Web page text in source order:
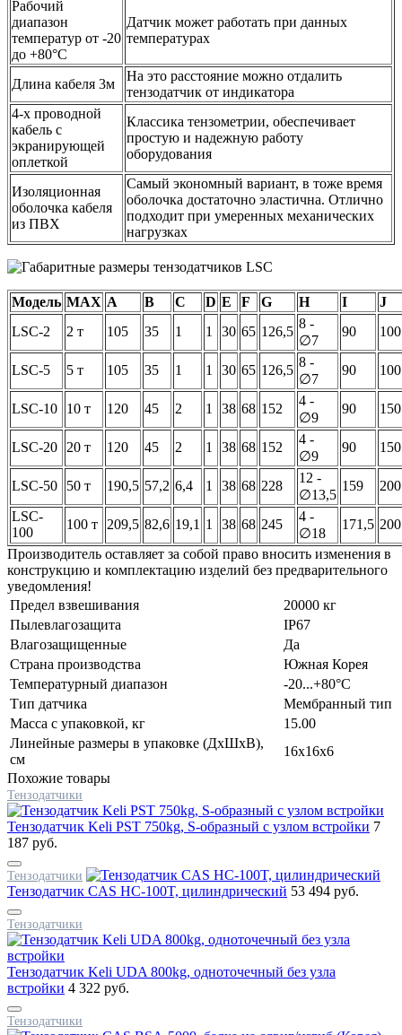
Рабочий
диапазон
температур от -20
до +80°C
Датчик может работать при данных
температурах
Длина кабеля 3м
На это расстояние можно отдалить
тензодатчик от индикатора
4-х проводной
кабель с
экранирующей
оплеткой
Классика тензометрии, обеспечивает
простую и надежную работу
оборудования
Изоляционная
оболочка кабеля
из ПВХ
Самый экономный вариант, в тоже время
оболочка достаточно эластична. Отлично
подходит при умеренных механических
нагрузках
Модель MAX A B C D E F G H I
J
LSC-2
2 т 105 35 1 1 30 65 126,5
8 -
∅7
90 100
LSC-5 5 т 105 35 1 1 30 65 126,5
8 -
∅7
90 100
LSC-10 10 т 120 45 2 1 38 68 152
4 -
∅9
90 150
LSC-20 20 т 120 45 2 1 38 68 152
4 -
∅9
90 150
LSC-50 50 т 190,5 57,2 6,4 1 38 68 228
12 -
∅13,5
159
200
LSC-
100
100 т 209,5 82,6 19,1 1 38 68 245
4 -
∅18
171,5 200
Производитель оставляет за собой право вносить изменения в
конструкцию и комплектацию изделий без предварительного
уведомления!
Предел взвешивания
20000 кг
Пылевлагозащита
IP67
Влагозащищенные
Да
Страна производства
Южная Корея
Температурный диапазон
-20...+80°C
Тип датчика
Мембранный тип
Масса с упаковкой, кг
15.00
Линейные размеры в упаковке (ДxШxВ),
см
16x16x6
Похожие товары
Тензодатчики
Тензодатчик Keli PST 750kg, S-образный с узлом встройки 7
187 руб.
Тензодатчики
Тензодатчик CAS HC-100T, цилиндрический 53 494 руб.
Тензодатчики
Тензодатчик Keli UDA 800kg, одноточечный без узла
встройки 4 322 руб.
Тензодатчики